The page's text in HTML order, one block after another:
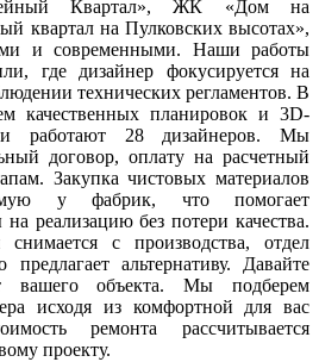
Квартал», ЖК «Дом на
квартал на Пулковских высотах»,
и современными. Наши работы
где дизайнер фокусируется на
технических регламентов. В
качественных планировок и 3D-
работают 28 дизайнеров. Мы
договор, оплату на расчетный
Закупка чистовых материалов
у фабрик, что помогает
реализацию без потери качества.
с производства, отдел
предлагает альтернативу. Давайте
вашего объекта. Мы подберем
исходя из комфортной для вас
ремонта рассчитывается
проекту.